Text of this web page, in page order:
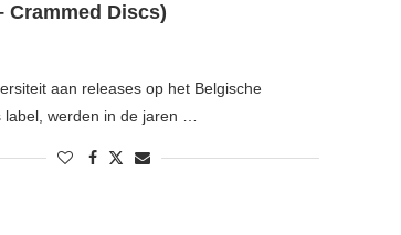
Crammed Discs)
aan releases op het Belgische
label, werden in de jaren …